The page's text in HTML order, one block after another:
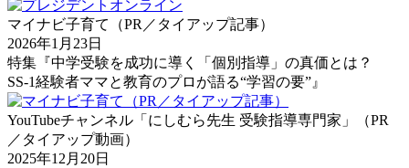
マイナビ子育て（PR／タイアップ記事）
2026年1月23日
特集『中学受験を成功に導く「個別指導」の真価とは？
SS-1経験者ママと教育のプロが語る“学習の要”』
YouTubeチャンネル「にしむら先生 受験指導専門家」（PR
／タイアップ動画）
2025年12月20日